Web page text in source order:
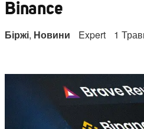
Binance
Біржі, Новини Expert 1